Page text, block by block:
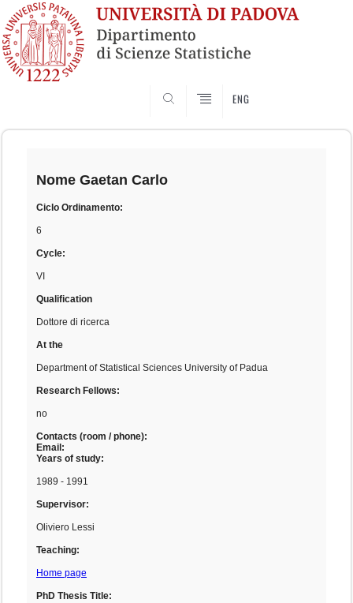
ENG
Skip
Nome Gaetan Carlo
Ciclo Ordinamento:
6
Cycle:
VI
Qualification
Dottore di ricerca
At the
Department of Statistical Sciences University of Padua
Research Fellows:
no
Contacts (room / phone):
Email:
Years of study:
1989 - 1991
Supervisor:
Oliviero Lessi
Teaching:
Home page
PhD Thesis Title: